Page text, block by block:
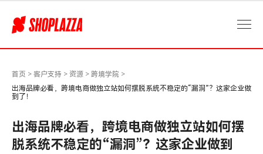
如
首页 > 客户支持 > 资源 > 跨境学院 >
出海品牌必看，跨境电商做独立站如何摆脱系统不稳定的“漏洞”？这家企业做
到了！
出海品牌必看，跨境电商做独立站如何摆
脱系统不稳定的“漏洞”？这家企业做到